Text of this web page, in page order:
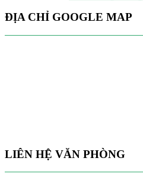
ĐỊA CHỈ GOOGLE MAP
LIÊN HỆ VĂN PHÒNG